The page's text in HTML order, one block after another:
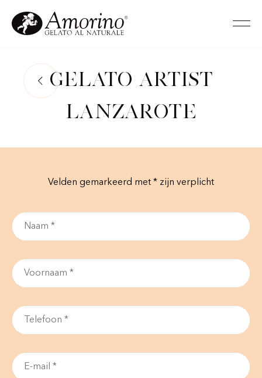
Gelato Artist
Lanzarote
Velden gemarkeerd met * zijn verplicht